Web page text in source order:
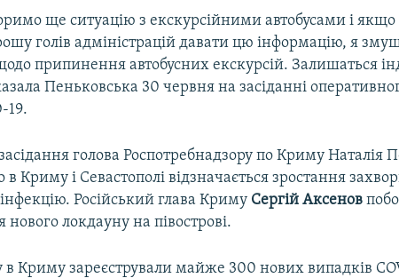
ще ситуацію з екскурсійними автобусами і якщо
голів адміністрацій давати цю інформацію, я
припинення автобусних екскурсій. Залишаться
Пеньковська 30 червня на засіданні
19.
голова Роспотребнадзору по Криму Наталія
Криму і Севастополі відзначається зростання
Російський глава Криму Сергій Аксенов
локдауну на півострові.
в Криму зареєстрували майже 300 нових випадків